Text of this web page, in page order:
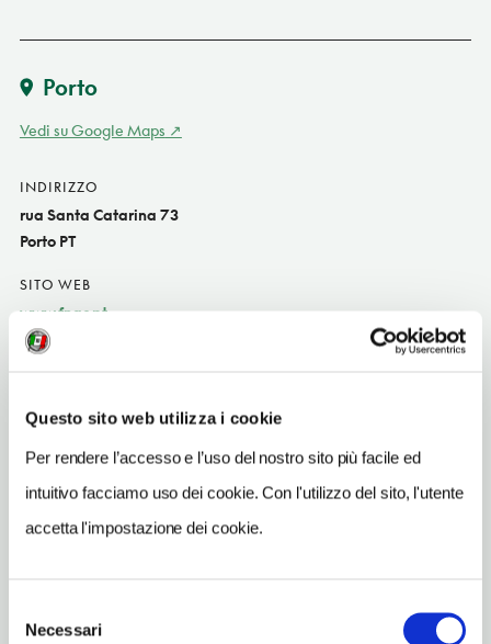
Questo sito web utilizza i cookie
Per rendere l’accesso e l’uso del nostro sito più facile ed
intuitivo facciamo uso dei cookie. Con l'utilizzo del sito, l'utente
accetta l'impostazione dei cookie.
delNecessari
Porto
Vedi su Google Maps
INDIRIZZO
rua Santa Catarina 73
Porto PT
SITO WEB
www.fnac.pt
INDIRIZZO EMAIL
TELEFONO
223403200
METRO
Bolhão (A, B, C, E, F)